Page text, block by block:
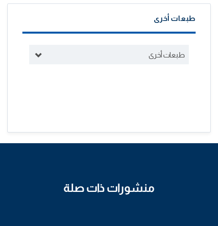
طبعات أخرى
طبعات أخرى
منشورات ذات صلة